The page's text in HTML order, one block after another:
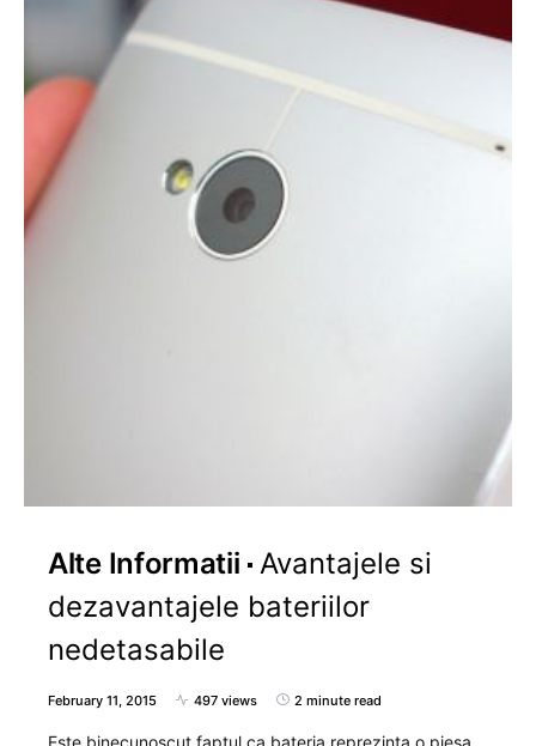
Alte Informatii
Avantajele si
dezavantajele bateriilor
nedetasabile
February 11, 2015 497 views 2 minute read
Este binecunoscut faptul ca bateria reprezinta o piesa